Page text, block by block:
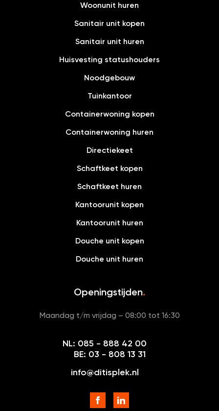
Woonunit huren
Sanitair unit kopen
Sanitair unit huren
Huisvesting statushouders
Noodgebouw
Tuinkantoor
Containerwoning kopen
Containerwoning huren
Directiekeet
Schaftkeet kopen
Schaftkeet huren
Kantoorunit kopen
Kantoorunit huren
Douche unit kopen
Douche unit huren
Openingstijden.
Maandag t/m vrijdag – 08:00 tot 16:30
NL: 085 - 888 42 00
BE: 03 - 808 13 31
info@ditisplek.nl